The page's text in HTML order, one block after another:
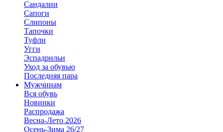
Сандалии
Сапоги
Слипоны
Тапочки
Туфли
Угги
Эспадрильи
Уход за обувью
Последняя пара
Мужчинам
Вся обувь
Новинки
Распродажа
Весна-Лето 2026
Осень-Зима 26/27